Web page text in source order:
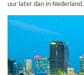
uur later dan in Nederland.